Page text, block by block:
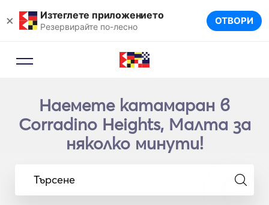
× Изтеглете приложението
Резервирайте по-лесно ОТВОРИ
Наемете катамаран в
Corradino Heights, Малта за
няколко минути!
Търсене